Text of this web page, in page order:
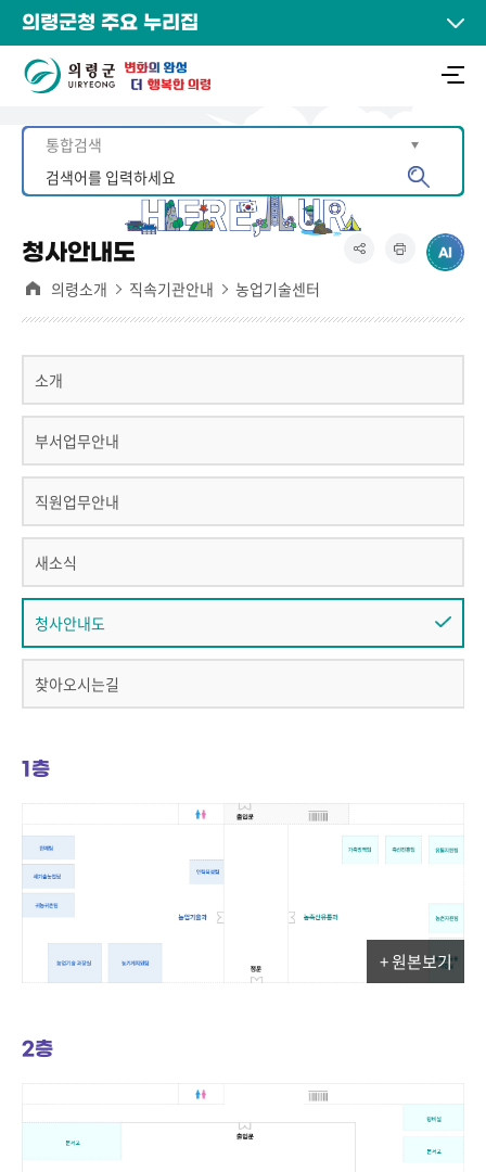
의령군청 주요 누리집
청사안내도
의령소개 직속기관안내 농업기술센터
소개
부서업무안내
직원업무안내
새소식
청사안내도
찾아오시는길
1층
+ 원본보기
2층